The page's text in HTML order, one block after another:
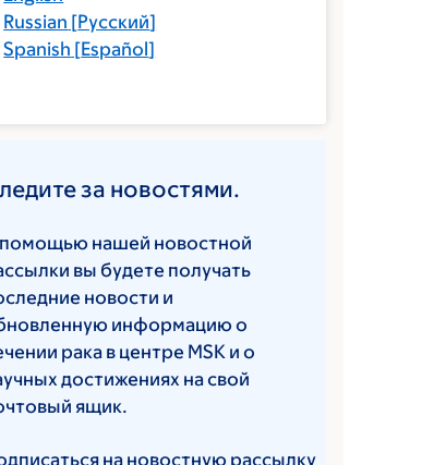
Russian [Русский]
Spanish [Español]
за новостями.
нашей новостной
вы будете получать
новости и
информацию о
рака в центре MSK и о
достижениях на свой
ящик.
на новостную рассылку